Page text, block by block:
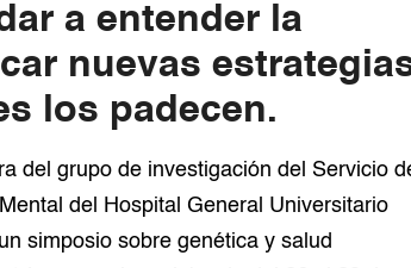
a entender la
nuevas
los padecen.
del grupo de investigación del Servicio
del Hospital General Universitario
simposio sobre genética y salud